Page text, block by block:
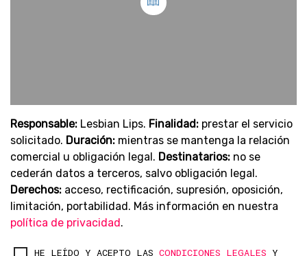
Responsable: Lesbian Lips. Finalidad: prestar el servicio
solicitado. Duración: mientras se mantenga la relación
comercial u obligación legal. Destinatarios: no se
cederán datos a terceros, salvo obligación legal.
Derechos: acceso, rectificación, supresión, oposición,
limitación, portabilidad. Más información en nuestra
política de privacidad .
HE LEÍDO Y ACEPTO LAS CONDICIONES LEGALES Y